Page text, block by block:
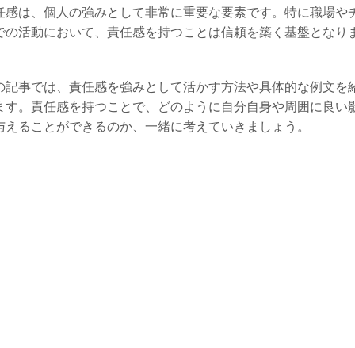
感は、個人の強みとして非常に重要な要素です。特に職場や
の活動において、責任感を持つことは信頼を築く基盤となり
記事では、責任感を強みとして活かす方法や具体的な例文を
す。責任感を持つことで、どのように自分自身や周囲に良い
えることができるのか、一緒に考えていきましょう。